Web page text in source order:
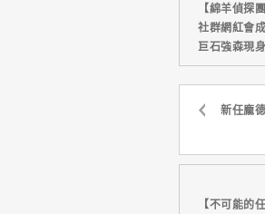
【綿羊偵探
社群網紅會
巨石強森現
新任龐
【不可能的